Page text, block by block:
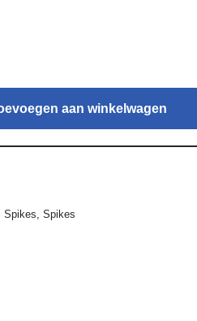
aan winkelwagen
Spikes,Spikes